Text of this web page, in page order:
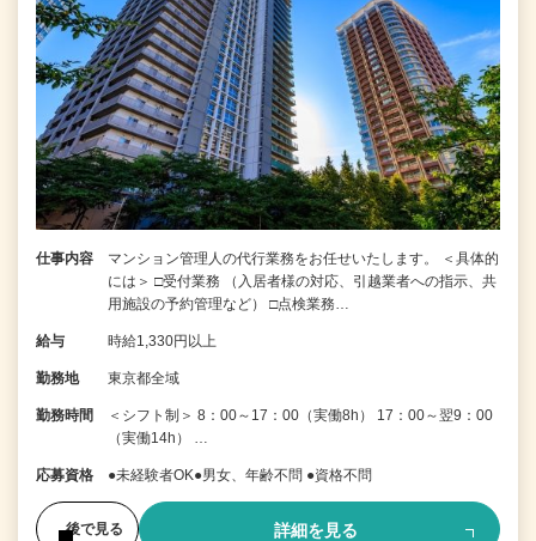
仕事内容
マンション管理人の代行業務をお任せいたします。 ＜具体的
には＞ □受付業務 （入居者様の対応、引越業者への指示、共
用施設の予約管理など） □点検業務…
給与 時給1,330円以上
勤務地 東京都全域
勤務時間
＜シフト制＞ 8：00～17：00（実働8h） 17：00～翌9：00
（実働14h） …
応募資格 ●未経験者OK●男女、年齢不問 ●資格不問
後で見る 詳細を見る